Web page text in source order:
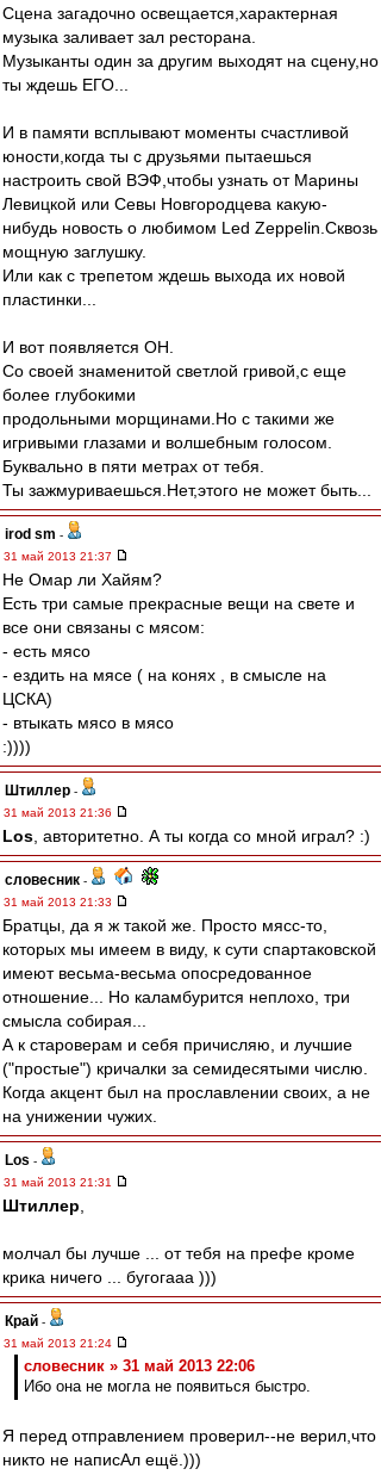
Сцена загадочно освещается,характерная
музыка заливает зал ресторана.
Музыканты один за другим выходят на сцену,но
ты ждешь ЕГО...
И в памяти всплывают моменты счастливой
юности,когда ты c друзьями пытаешься
настроить свой ВЭФ,чтобы узнать от Марины
Левицкой или Севы Новгородцева какую-
нибудь новость о любимом Led Zeppelin.Сквозь
мощную заглушку.
Или как с трепетом ждешь выхода их новой
пластинки...
И вот появляется ОН.
Со своей знаменитой светлой гривой,с еще
более глубокими
продольными морщинами.Но с такими же
игривыми глазами и волшебным голосом.
Буквально в пяти метрах от тебя.
Ты зажмуриваешься.Нет,этого не может быть...
irod sm -
31 май 2013 21:37
Не Омар ли Хайям?
Есть три самые прекрасные вещи на свете и
все они связаны с мясом:
- есть мясо
- ездить на мясе ( на конях , в смысле на
ЦСКА)
- втыкать мясо в мясо
:))))
Штиллер -
31 май 2013 21:36
Los , авторитетно. А ты когда со мной играл? :)
словесник -
31 май 2013 21:33
Братцы, да я ж такой же. Просто мясс-то,
которых мы имеем в виду, к сути спартаковской
имеют весьма-весьма опосредованное
отношение... Но каламбурится неплохо, три
смысла собирая...
А к староверам и себя причисляю, и лучшие
("простые") кричалки за семидесятыми числю.
Когда акцент был на прославлении своих, а не
на унижении чужих.
Los -
31 май 2013 21:31
Штиллер
молчал бы лучше ... от тебя на префе кроме
крика ничего ... бугогааа )))
Край -
31 май 2013 21:24
словесник » 31 май 2013 22:06
Ибо она не могла не появиться быстро.
Я перед отправлением проверил--не верил,что
никто не написАл ещё.)))